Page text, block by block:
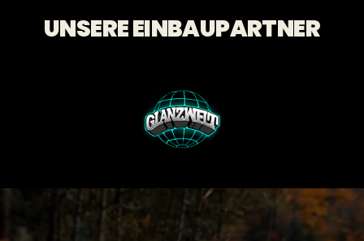
UNSERE EINBAUPARTNER